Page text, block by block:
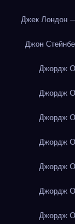
Джек Лондон
Джон
Джордж
Джордж
Джордж
Джордж
Джордж
Джордж
Джордж